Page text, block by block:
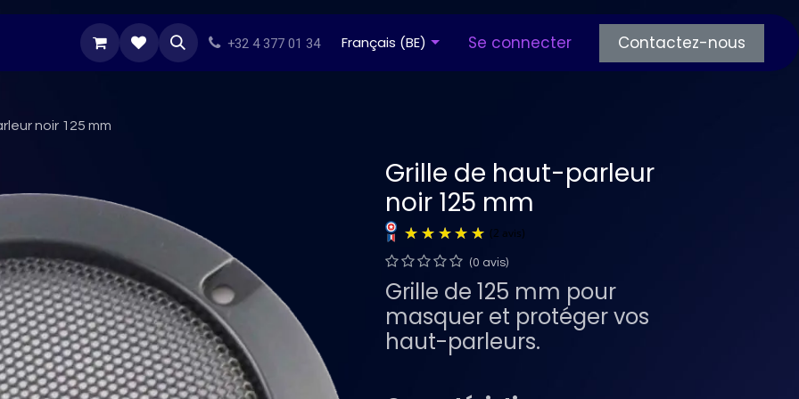
Stikers Besoin d'inspiration Tous nos articles Questions fréquentes
+32 4 377 01 34 Français (BE) Se connecter Contactez-nous
noir 125 mm
Grille de haut-parleur
noir 125 mm
(0 avis)
Grille de 125 mm pour
masquer et protéger vos
haut-parleurs.